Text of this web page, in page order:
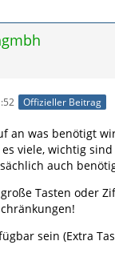
Offizieller Beitrag
an was benötigt
viele, wichtig
auch
Tasten oder
sein (Extra